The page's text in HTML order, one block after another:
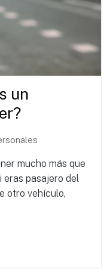
un
mucho más que
eras pasajero del
otro vehículo,